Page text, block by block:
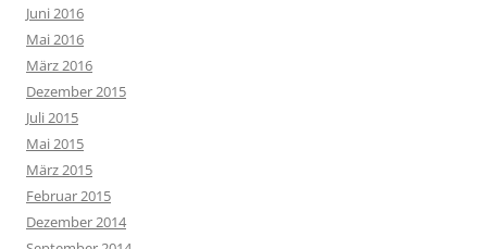
Juni 2016
Mai 2016
März 2016
Dezember 2015
Juli 2015
Mai 2015
März 2015
Februar 2015
Dezember 2014